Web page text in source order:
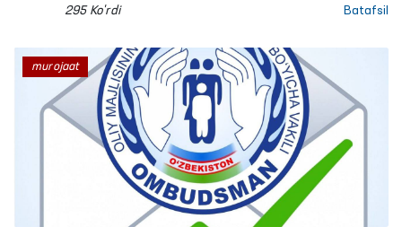
ta’minlashga qaratilgan. Mazkur qonunda
choralari berilgan edi.
295 Ko'rdi Batafsil
murojaat